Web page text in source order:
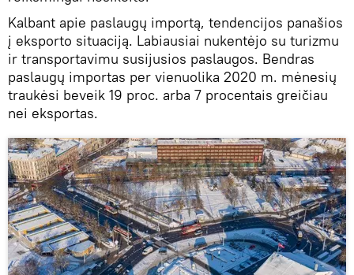
Kalbant apie paslaugų importą, tendencijos panašios
į eksporto situaciją. Labiausiai nukentėjo su turizmu
ir transportavimu susijusios paslaugos. Bendras
paslaugų importas per vienuolika 2020 m. mėnesių
traukėsi beveik 19 proc. arba 7 procentais greičiau
nei eksportas.